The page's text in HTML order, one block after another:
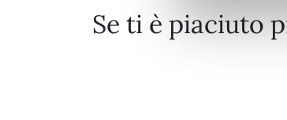
Se ti è piaciuto